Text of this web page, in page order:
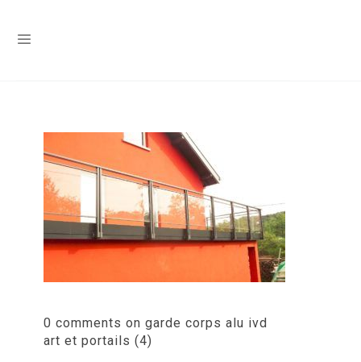
0 comments on garde corps alu ivd
art et portails (4)